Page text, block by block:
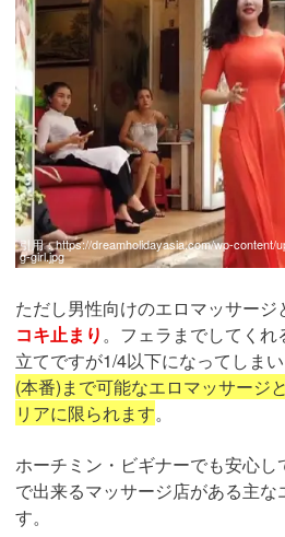
引用：https://dreamholidayasia.com/wp-content/
g-girl.jpg
ただし男性向けのエロマッサージ
コキ止まり。フェラまでしてく
立てですが1/4以下になってしまい
(本番)まで可能なエロマッサージ
リアに限られます。
ホーチミン・ビギナーでも安心し
で出来るマッサージ店がある主
す。